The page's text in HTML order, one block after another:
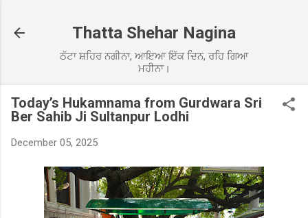
Thatta Shehar Nagina
ਠੱਟਾ ਸ਼ਹਿਰ ਨਗੀਨਾ, ਆਇਆ ਇੱਕ ਦਿਨ, ਰਹਿ ਗਿਆ
ਮਹੀਨਾ।
Today’s Hukamnama from Gurdwara Sri
Ber Sahib Ji Sultanpur Lodhi
December 05, 2025